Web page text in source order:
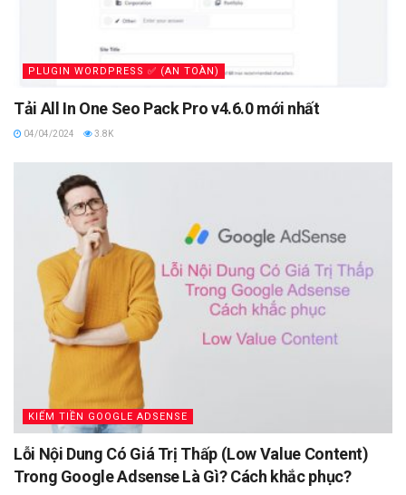
PLUGIN WORDPRESS ✅ (AN TOÀN)
Tải All In One Seo Pack Pro v4.6.0 mới nhất
04/04/2024 3.8K
KIẾM TIỀN GOOGLE ADSENSE
Lỗi Nội Dung Có Giá Trị Thấp (Low Value Content)
Trong Google Adsense Là Gì? Cách khắc phục?